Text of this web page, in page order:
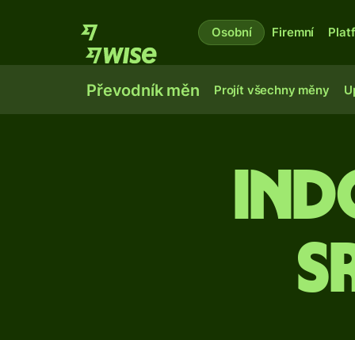
Osobní Firemní
Převodník měn Projít všechny měny